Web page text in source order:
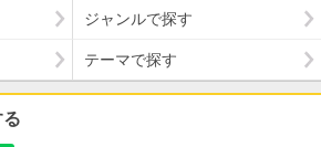
ジャンルで探す
テーマで探す